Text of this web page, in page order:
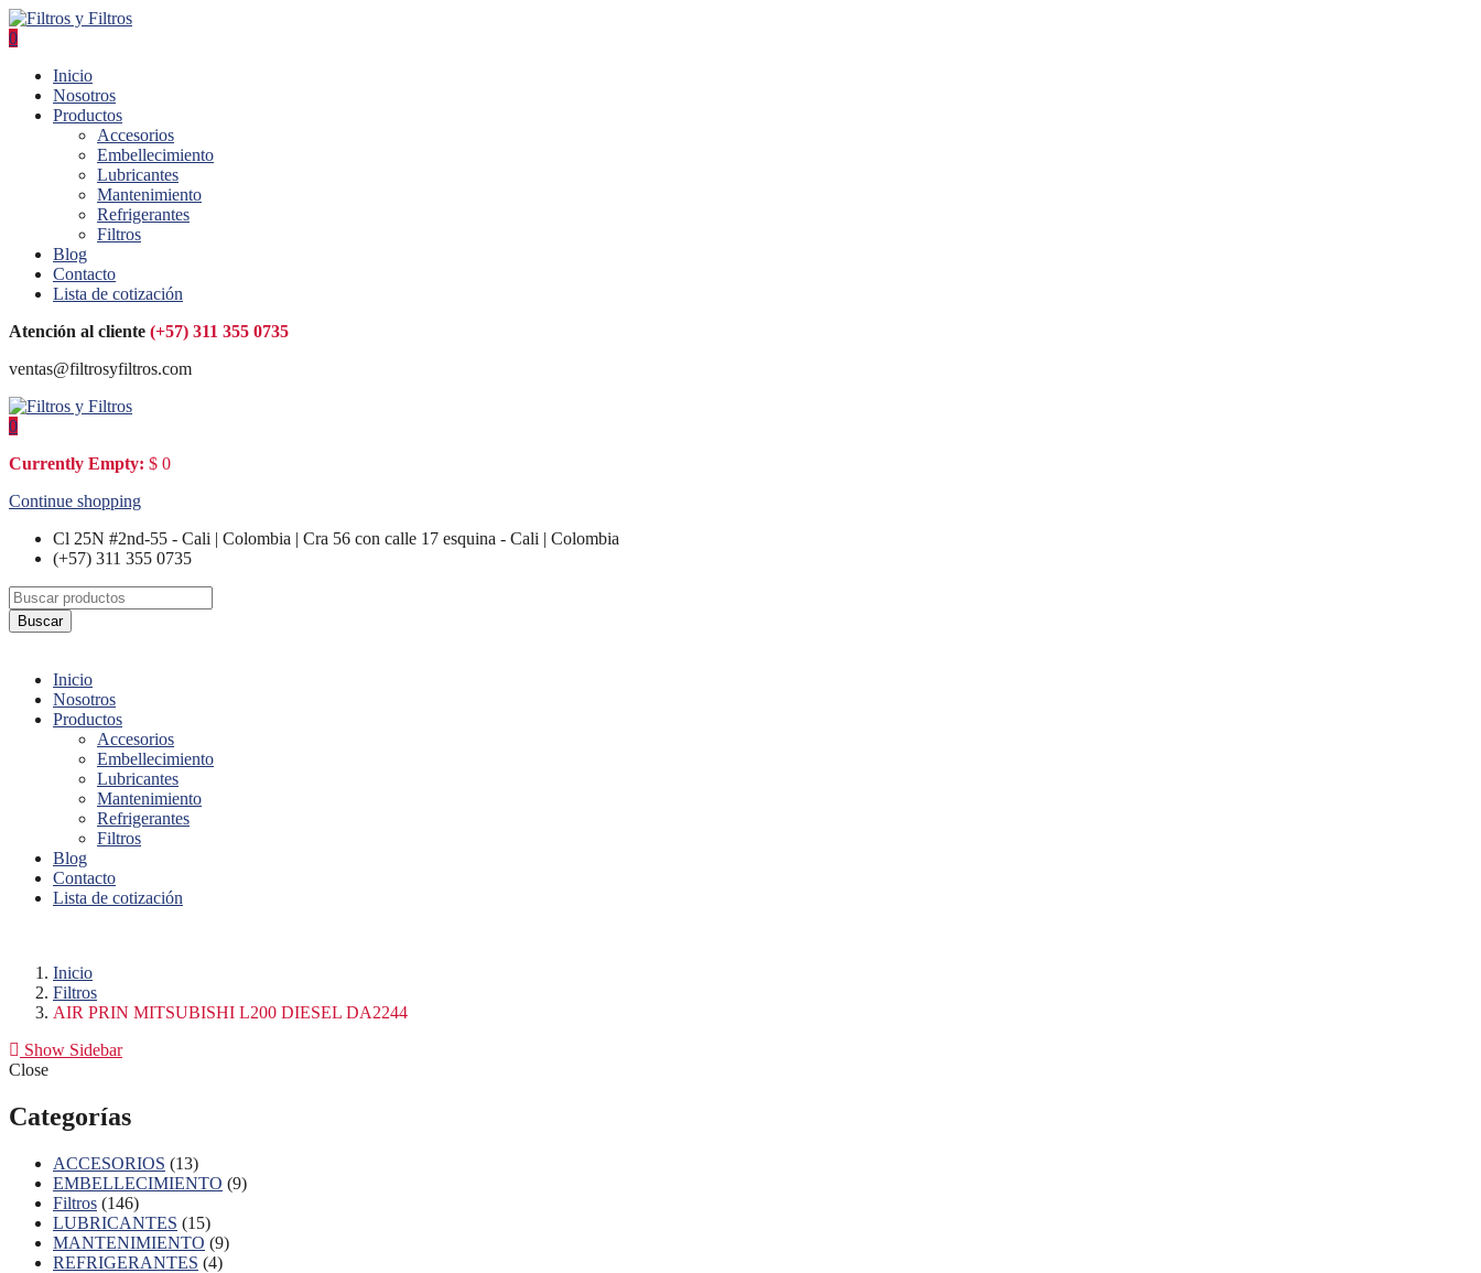
0
Inicio
Nosotros
Productos
Accesorios
Embellecimiento
Lubricantes
Mantenimiento
Refrigerantes
Filtros
Blog
Contacto
Lista de cotización
Atención al cliente (+57) 311 355 0735
ventas@filtrosyfiltros.com
0
Currently Empty: $ 0
Continue shopping
Cl 25N #2nd-55 - Cali | Colombia | Cra 56 con calle 17 esquina - Cali | Colombia
(+57) 311 355 0735
Buscar
Inicio
Nosotros
Productos
Accesorios
Embellecimiento
Lubricantes
Mantenimiento
Refrigerantes
Filtros
Blog
Contacto
Lista de cotización
Inicio
Filtros
AIR PRIN MITSUBISHI L200 DIESEL DA2244
Show Sidebar
Close
Categorías
ACCESORIOS 1313
productos
EMBELLECIMIENTO 99
Filtros 146146
productos
LUBRICANTES 1515
productos
MANTENIMIENTO 99
REFRIGERANTES 44